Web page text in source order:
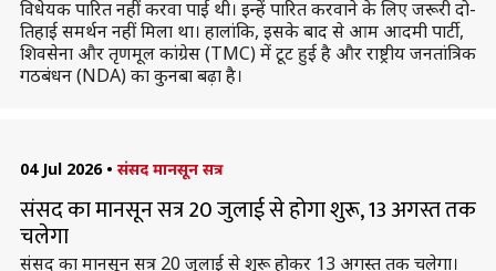
विधेयक पारित नहीं करवा पाई थी। इन्हें पारित करवाने के लिए जरूरी दो-
तिहाई समर्थन नहीं मिला था। हालांकि, इसके बाद से आम आदमी पार्टी,
शिवसेना और तृणमूल कांग्रेस (TMC) में टूट हुई है और राष्ट्रीय जनतांत्रिक
गठबंधन (NDA) का कुनबा बढ़ा है।
04 Jul 2026 • संसद मानसून सत्र
संसद का मानसून सत्र 20 जुलाई से होगा शुरू, 13 अगस्त तक
चलेगा
संसद का मानसून सत्र 20 जुलाई से शुरू होकर 13 अगस्त तक चलेगा।